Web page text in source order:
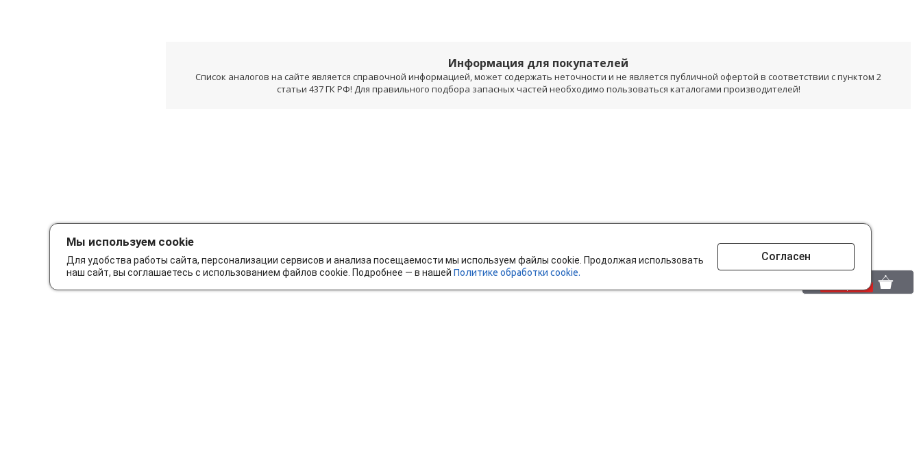
Информация для покупателей
Список аналогов на сайте является справочной информацией, может содержать неточности и не является публичной офертой в соответствии с пунктом 2
статьи 437 ГК РФ! Для правильного подбора запасных частей необходимо пользоваться каталогами производителей!
Мы используем cookie
Для удобства работы сайта, персонализации сервисов и анализа посещаемости мы используем файлы cookie. Продолжая использовать
наш сайт, вы соглашаетесь с использованием файлов cookie. Подробнее — в нашей Политике обработки cookie.
Согласен